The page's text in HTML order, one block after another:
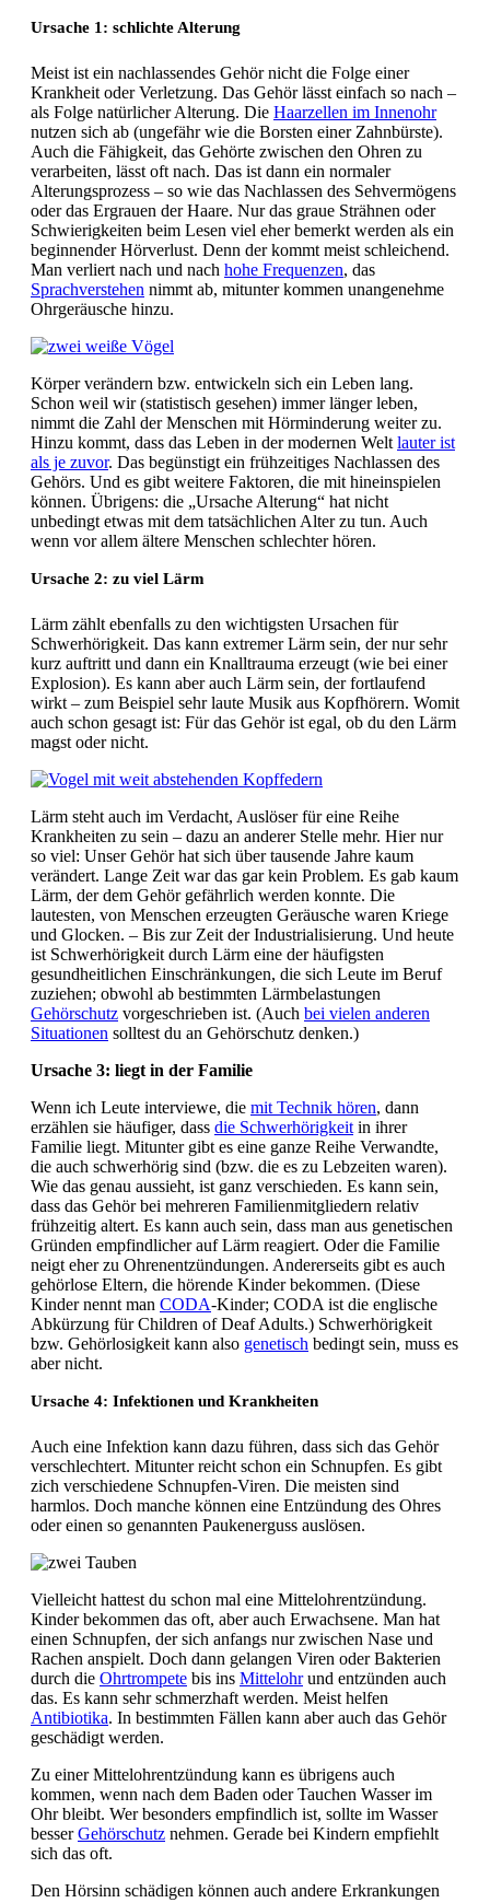
Ursache 1: schlichte Alterung
Meist ist ein nachlassendes Gehör nicht die Folge einer
Krankheit oder Verletzung. Das Gehör lässt einfach so nach –
als Folge natürlicher Alterung. Die Haarzellen im Innenohr
nutzen sich ab (ungefähr wie die Borsten einer Zahnbürste).
Auch die Fähigkeit, das Gehörte zwischen den Ohren zu
verarbeiten, lässt oft nach. Das ist dann ein normaler
Alterungsprozess – so wie das Nachlassen des Sehvermögens
oder das Ergrauen der Haare. Nur das graue Strähnen oder
Schwierigkeiten beim Lesen viel eher bemerkt werden als ein
beginnender Hörverlust. Denn der kommt meist schleichend.
Man verliert nach und nach hohe Frequenzen, das
Sprachverstehen nimmt ab, mitunter kommen unangenehme
Ohrgeräusche hinzu.
Körper verändern bzw. entwickeln sich ein Leben lang.
Schon weil wir (statistisch gesehen) immer länger leben,
nimmt die Zahl der Menschen mit Hörminderung weiter zu.
Hinzu kommt, dass das Leben in der modernen Welt lauter ist
als je zuvor. Das begünstigt ein frühzeitiges Nachlassen des
Gehörs. Und es gibt weitere Faktoren, die mit hineinspielen
können. Übrigens: die „Ursache Alterung“ hat nicht
unbedingt etwas mit dem tatsächlichen Alter zu tun. Auch
wenn vor allem ältere Menschen schlechter hören.
Ursache 2: zu viel Lärm
Lärm zählt ebenfalls zu den wichtigsten Ursachen für
Schwerhörigkeit. Das kann extremer Lärm sein, der nur sehr
kurz auftritt und dann ein Knalltrauma erzeugt (wie bei einer
Explosion). Es kann aber auch Lärm sein, der fortlaufend
wirkt – zum Beispiel sehr laute Musik aus Kopfhörern. Womit
auch schon gesagt ist: Für das Gehör ist egal, ob du den Lärm
magst oder nicht.
Lärm steht auch im Verdacht, Auslöser für eine Reihe
Krankheiten zu sein – dazu an anderer Stelle mehr. Hier nur
so viel: Unser Gehör hat sich über tausende Jahre kaum
verändert. Lange Zeit war das gar kein Problem. Es gab kaum
Lärm, der dem Gehör gefährlich werden konnte. Die
lautesten, von Menschen erzeugten Geräusche waren Kriege
und Glocken. – Bis zur Zeit der Industrialisierung. Und heute
ist Schwerhörigkeit durch Lärm eine der häufigsten
gesundheitlichen Einschränkungen, die sich Leute im Beruf
zuziehen; obwohl ab bestimmten Lärmbelastungen
Gehörschutz vorgeschrieben ist. (Auch bei vielen anderen
Situationen solltest du an Gehörschutz denken.)
Ursache 3: liegt in der Familie
Wenn ich Leute interviewe, die mit Technik hören, dann
erzählen sie häufiger, dass die Schwerhörigkeit in ihrer
Familie liegt. Mitunter gibt es eine ganze Reihe Verwandte,
die auch schwerhörig sind (bzw. die es zu Lebzeiten waren).
Wie das genau aussieht, ist ganz verschieden. Es kann sein,
dass das Gehör bei mehreren Familienmitgliedern relativ
frühzeitig altert. Es kann auch sein, dass man aus genetischen
Gründen empfindlicher auf Lärm reagiert. Oder die Familie
neigt eher zu Ohrenentzündungen. Andererseits gibt es auch
gehörlose Eltern, die hörende Kinder bekommen. (Diese
Kinder nennt man CODA-Kinder; CODA ist die englische
Abkürzung für Children of Deaf Adults.) Schwerhörigkeit
bzw. Gehörlosigkeit kann also genetisch bedingt sein, muss es
aber nicht.
Ursache 4: Infektionen und Krankheiten
Auch eine Infektion kann dazu führen, dass sich das Gehör
verschlechtert. Mitunter reicht schon ein Schnupfen. Es gibt
zich verschiedene Schnupfen-Viren. Die meisten sind
harmlos. Doch manche können eine Entzündung des Ohres
oder einen so genannten Paukenerguss auslösen.
Vielleicht hattest du schon mal eine Mittelohrentzündung.
Kinder bekommen das oft, aber auch Erwachsene. Man hat
einen Schnupfen, der sich anfangs nur zwischen Nase und
Rachen anspielt. Doch dann gelangen Viren oder Bakterien
durch die Ohrtrompete bis ins Mittelohrund entzünden auch
das. Es kann sehr schmerzhaft werden. Meist helfen
Antibiotika. In bestimmten Fällen kann aber auch das Gehör
geschädigt werden.
Zu einer Mittelohrentzündung kann es übrigens auch
kommen, wenn nach dem Baden oder Tauchen Wasser im
Ohr bleibt. Wer besonders empfindlich ist, sollte im Wasser
besserGehörschutz nehmen. Gerade bei Kindern empfiehlt
sich das oft.
Den Hörsinn schädigen können auch andere Erkrankungen